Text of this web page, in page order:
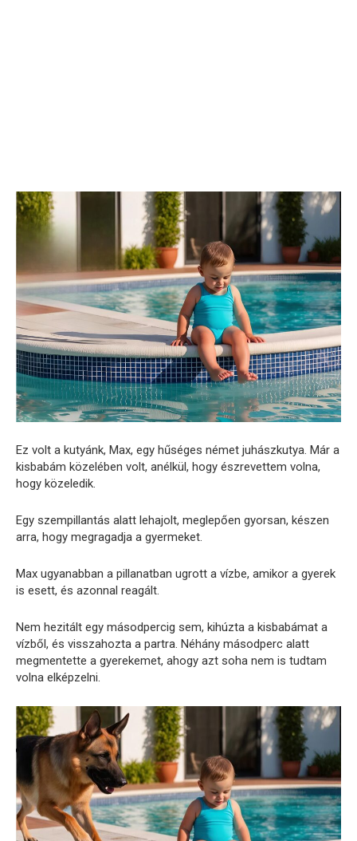
Ez volt a kutyánk, Max, egy hűséges német juhászkutya. Már a
kisbabám közelében volt, anélkül, hogy észrevettem volna,
hogy közeledik.
Egy szempillantás alatt lehajolt, meglepően gyorsan, készen
arra, hogy megragadja a gyermeket.
Max ugyanabban a pillanatban ugrott a vízbe, amikor a gyerek
is esett, és azonnal reagált.
Nem hezitált egy másodpercig sem, kihúzta a kisbabámat a
vízből, és visszahozta a partra. Néhány másodperc alatt
megmentette a gyerekemet, ahogy azt soha nem is tudtam
volna elképzelni.